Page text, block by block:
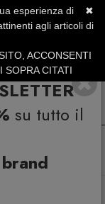
su tutto il
✖
esperienza di
agli articoli di
ACCONSENTI
SOPRA CITATI